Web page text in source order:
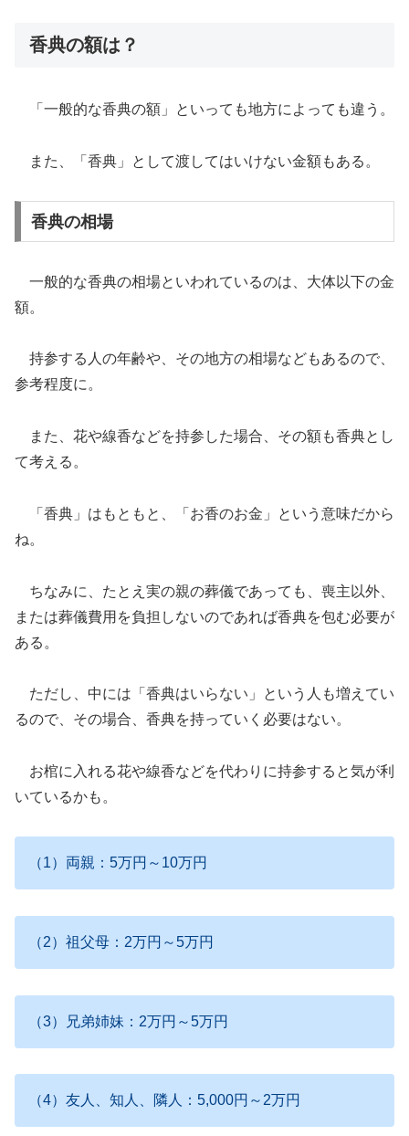
香典の額は？
「一般的な香典の額」といっても地方によっても違う。
また、「香典」として渡してはいけない金額もある。
香典の相場
一般的な香典の相場といわれているのは、大体以下の金
額。
持参する人の年齢や、その地方の相場などもあるので、
参考程度に。
また、花や線香などを持参した場合、その額も香典とし
て考える。
「香典」はもともと、「お香のお金」という意味だから
ね。
ちなみに、たとえ実の親の葬儀であっても、喪主以外、
または葬儀費用を負担しないのであれば香典を包む必要が
ある。
ただし、中には「香典はいらない」という人も増えてい
るので、その場合、香典を持っていく必要はない。
お棺に入れる花や線香などを代わりに持参すると気が利
いているかも。
（1）両親：5万円～10万円
（2）祖父母：2万円～5万円
（3）兄弟姉妹：2万円～5万円
（4）友人、知人、隣人：5,000円～2万円